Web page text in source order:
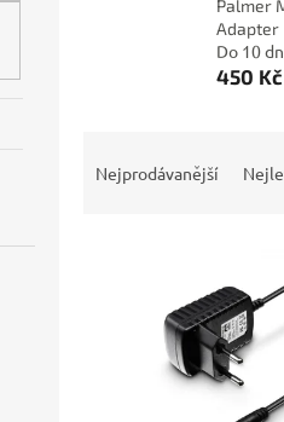
Palmer
Adapter
Do 10
450 Kč
Nejprodávanější